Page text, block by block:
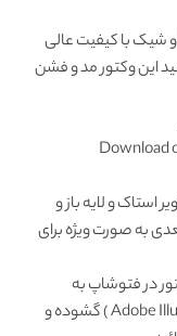
شیک با کیفیت عالی
اینوکتور مد و فشن
Download
استاک و لایه باز و
به صورت ویژه برای
در فتوشاپ به
مشکل برخوردید , آن را در ایلواستریتور (Adobe Illustrator ) گشوده و